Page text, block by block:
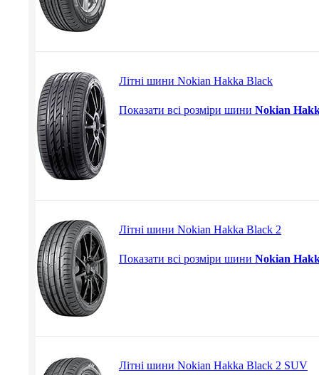
Літні шини Nokian Hakka Black
Показати всі розміри шини Nokian
Літні шини Nokian Hakka Black 2
Показати всі розміри шини Nokian
Літні шини Nokian Hakka Black 2 SUV